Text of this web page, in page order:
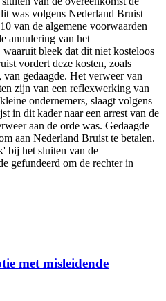
was volgens Nederland Bruist
van de algemene voorwaarden
annulering van het
bleek dat dit niet kosteloos
vordert deze kosten, zoals
gedaagde. Het verweer van
zijn van een reflexwerking van
ondernemers, slaagt volgens
in dit kader naar een arrest van de
aan de orde was. Gedaagde
aan Nederland Bruist te betalen.
bij het sluiten van de
gefundeerd om de rechter in
met misleidende